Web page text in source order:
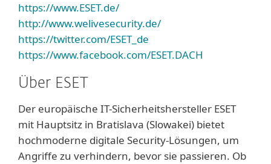
https://www.ESET.de/
http://www.welivesecurity.de/
https://twitter.com/ESET_de
https://www.facebook.com/ESET.DACH
Über ESET
Der europäische IT-Sicherheitshersteller ESET
mit Hauptsitz in Bratislava (Slowakei) bietet
hochmoderne digitale Security-Lösungen, um
Angriffe zu verhindern, bevor sie passieren. Ob